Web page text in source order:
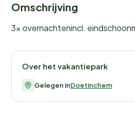
Omschrijving
3x overnachtenincl.
Over het vakantiepark
Gelegen inDoetinchem